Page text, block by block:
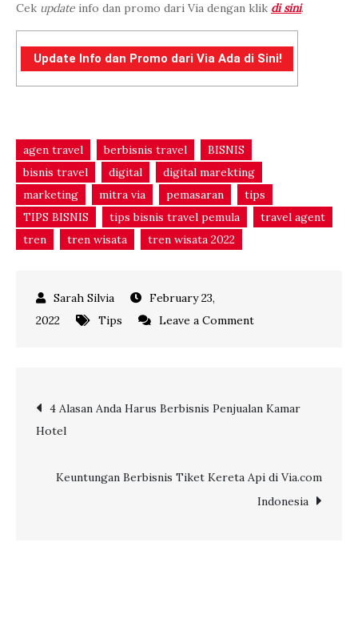
Cek update info dan promo dari Via dengan klik di sini.
Update Info dan Promo dari Via Ada di Sini!
agen travel berbisnis travel
BISNIS
bisnis travel
digital
digital marekting
marketing
mitra via pemasaran
tips
TIPS BISNIS
tips bisnis travel pemula
travel agent
tren
tren wisata tren wisata 2022
February 23,
2022
Tips Leave a Commenton
Lakukan
Facebook
Post
4 Alasan Anda Harus Berbisnis Penjualan Kamar
Hotel
Keuntungan Berbisnis Tiket Kereta Api di Via.com
Indonesia